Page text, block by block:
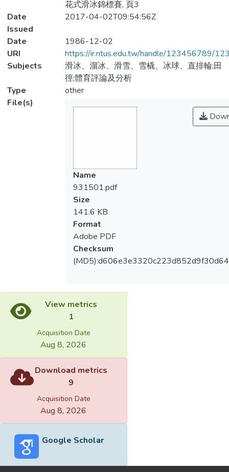
花式滑冰錦標賽, 頁3
Date
Issued
2017-04-02T09:54:56Z
Date
1986-12-02
URI
https://ir.ntus.edu.tw/handle/123456789/
Subjects
滑冰、溜冰、滑雪、雪橇、冰球、直排輪;田
徑;體育評論及分析
Type
other
File(s)
Name
931501.pdf
Size
141.6 KB
Format
Adobe PDF
Checksum
View metrics
1
Acquisition Date
Aug 8, 2026
Download metrics
9
Acquisition Date
Aug 8, 2026
Google Scholar